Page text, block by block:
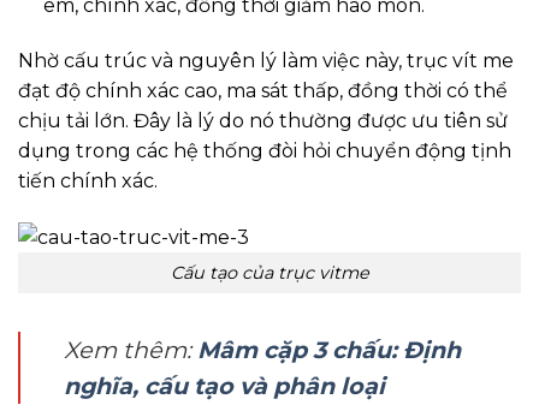
êm, chính xác, đồng thời giảm hao mòn.
Nhờ cấu trúc và nguyên lý làm việc này, trục vít me
đạt độ chính xác cao, ma sát thấp, đồng thời có thể
chịu tải lớn. Đây là lý do nó thường được ưu tiên sử
dụng trong các hệ thống đòi hỏi chuyển động tịnh
tiến chính xác.
Cấu tạo của trục vitme
Xem thêm:Mâm cặp 3 chấu: Định
nghĩa, cấu tạo và phân loại